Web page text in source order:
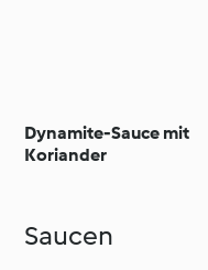
Dynamite-Sauce mit
Koriander
Saucen